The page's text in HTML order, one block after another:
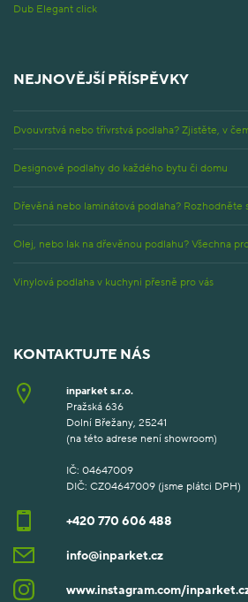
Dub Elegant click
NEJNOVĚJŠÍ PŘÍSPĚVKY
Dvouvrstvá nebo třívrstvá podlaha? Zjistěte, v
Designové podlahy do každého bytu či domu
Dřevěná nebo laminátová podlaha? Rozhodněte
Olej, nebo lak na dřevěnou podlahu? Všechna
Vinylová podlaha v kuchyni přesně pro vás
KONTAKTUJTE NÁS
inparket s.r.o.
Pražská 636
Dolní Břežany, 25241
(na této adrese není showroom)
IČ: 04647009
DIČ: CZ04647009 (jsme plátci DPH)
+420 770 606 488
info@inparket.cz
www.instagram.com/